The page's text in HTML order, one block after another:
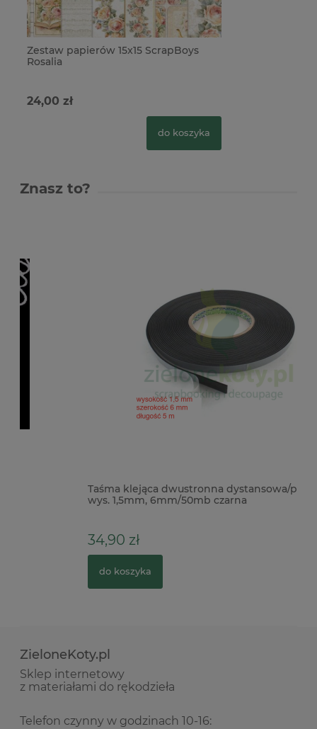
Zestaw papierów 15x15 ScrapBoys
Rosalia
24,00 zł
do koszyka
Znasz to?
Taśma klejąca dwustronna dystansowa/piankowa
wys. 1,5mm, 6mm/50mb czarna
ZieloneKoty.pl
Sklep internetowy
z materiałami do rękodzieła
Telefon czynny w godzinach 10-16: